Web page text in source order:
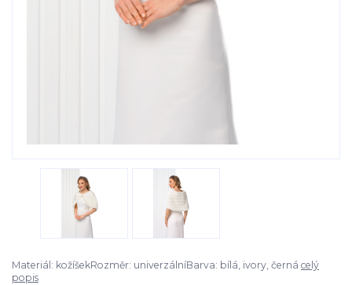
Materiál: kožíšekRozměr: univerzálníBarva: bílá, ivory, černá celý
popis